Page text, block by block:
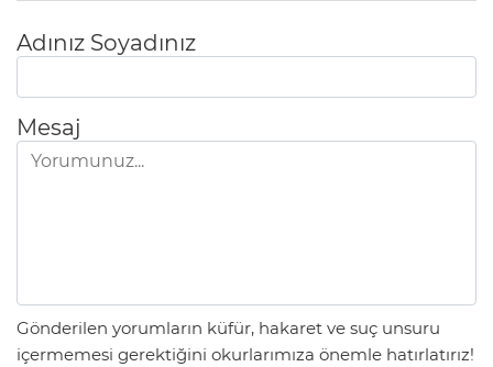
Adınız Soyadınız
Mesaj
Gönderilen yorumların küfür, hakaret ve suç unsuru
içermemesi gerektiğini okurlarımıza önemle hatırlatırız!